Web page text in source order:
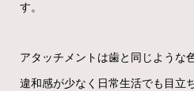
す。
アタッチメントは歯と同じような
違和感が少なく日常生活でも目立